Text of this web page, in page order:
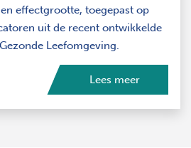
effectgrootte, toegepast op
uit de recent ontwikkelde
Leefomgeving.
Lees meer